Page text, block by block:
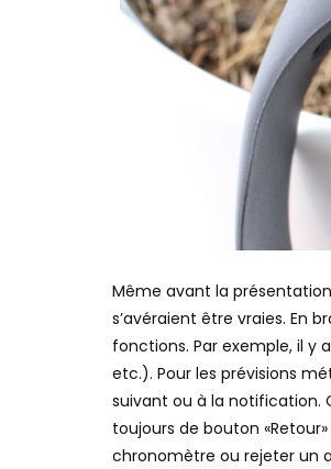
Même avant la
s’avéraient être vraies. En
fonctions. Par exemple, il
etc.). Pour les prévisions
suivant ou à la notification.
toujours de bouton
chronomètre ou rejeter un